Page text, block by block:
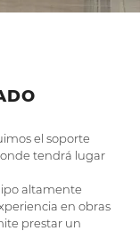
el soporte
tendrá lugar
altamente
en obras
prestar un